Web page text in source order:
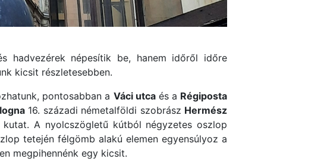
hadvezérek népesítik be, hanem időről időre
kicsit részletesebben.
pontosabban a Váci utcaés a Régiposta
16. századi németalföldi szobrász Hermész
A nyolcszögletű kútból négyzetes oszlop
tetején félgömb alakú elemen egyensúlyoz a
megpihennénk egy kicsit.